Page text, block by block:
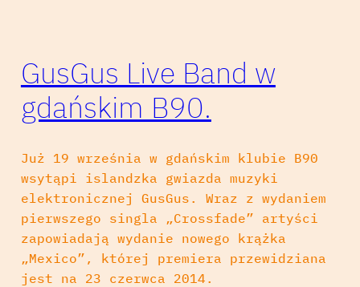
GusGus Live Band w
gdańskim B90.
Już 19 września w gdańskim klubie B90
wsytąpi islandzka gwiazda muzyki
elektronicznej GusGus. Wraz z wydaniem
pierwszego singla „Crossfade” artyści
zapowiadają wydanie nowego krążka
„Mexico”, której premiera przewidziana
jest na 23 czerwca 2014.